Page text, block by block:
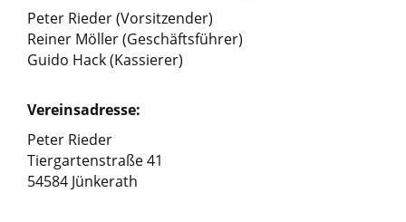
Peter Rieder (Vorsitzender)
Reiner Möller (Geschäftsführer)
Guido Hack (Kassierer)
Vereinsadresse:
Peter Rieder
Tiergartenstraße 41
54584 Jünkerath